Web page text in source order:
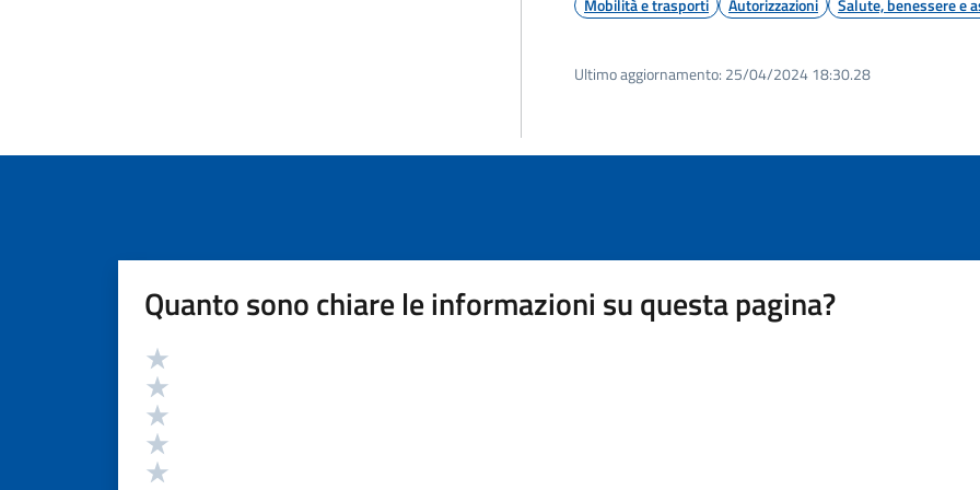
Mobilità e trasporti Autorizzazioni Salute, benessere e
Ultimo aggiornamento: 25/04/2024 18:30.28
Quanto sono chiare le informazioni su questa pagina?
Valutazione